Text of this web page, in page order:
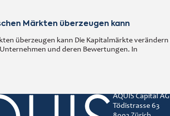
Märkten überzeugen kann
überzeugen kann Die Kapitalmärkte
und deren Bewertungen. In
AQUIS Capital AG
Tödistrasse 63